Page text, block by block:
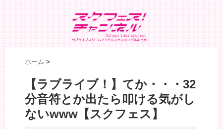
ホーム >
【ラブライブ！】てか・・・32
分音符とか出たら叩ける気がし
ないwww【スクフェス】